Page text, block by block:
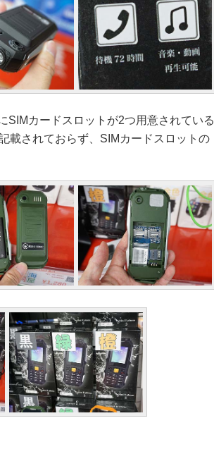
カードスロットが2つ用意されている
載されておらず、SIMカードスロットの